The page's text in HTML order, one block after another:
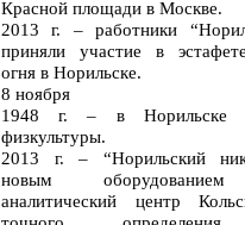
Красной площади в Москве.
2013 г. – работники
приняли участие в
огня в Норильске.
8 ноября
1948 г. – в Норильске
физкультуры.
2013 г. – “Норильский
новым оборудованием
аналитический центр